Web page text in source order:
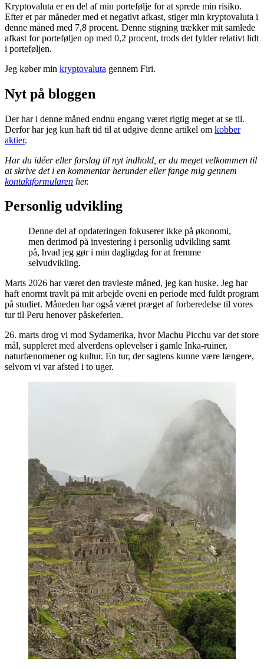
Kryptovaluta er en del af min portefølje for at sprede min risiko.
Efter et par måneder med et negativt afkast, stiger min kryptovaluta i
denne måned med 7,8 procent. Denne stigning trækker mit samlede
afkast for porteføljen op med 0,2 procent, trods det fylder relativt lidt
i porteføljen.
Jeg køber min kryptovaluta gennem Firi.
Nyt på bloggen
Der har i denne måned endnu engang været rigtig meget at se til.
Derfor har jeg kun haft tid til at udgive denne artikel om kobber
aktier.
Har du idéer eller forslag til nyt indhold, er du meget velkommen til
at skrive det i en kommentar herunder eller fange mig gennem
kontaktformularen her.
Personlig udvikling
Denne del af opdateringen fokuserer ikke på økonomi,
men derimod på investering i personlig udvikling samt
på, hvad jeg gør i min dagligdag for at fremme
selvudvikling.
Marts 2026 har været den travleste måned, jeg kan huske. Jeg har
haft enormt travlt på mit arbejde oveni en periode med fuldt program
på studiet. Måneden har også været præget af forberedelse til vores
tur til Peru henover påskeferien.
26. marts drog vi mod Sydamerika, hvor Machu Picchu var det store
mål, suppleret med alverdens oplevelser i gamle Inka-ruiner,
naturfænomener og kultur. En tur, der sagtens kunne være længere,
selvom vi var afsted i to uger.